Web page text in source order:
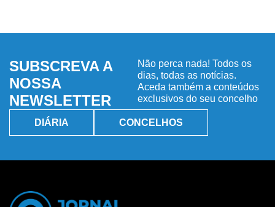
SUBSCREVA A
NOSSA
NEWSLETTER
Não perca nada! Todos os
dias, todas as notícias.
Aceda também a conteúdos
exclusivos do seu concelho
DIÁRIA CONCELHOS